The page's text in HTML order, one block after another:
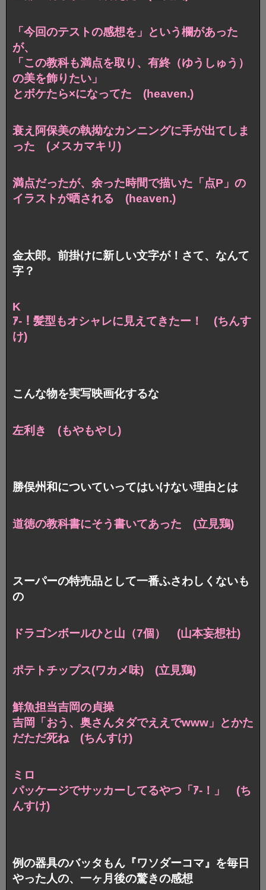
「今回のテストの感想を」という欄があった
が、
「この教科も満点を取り、有終（ゆうしゅう）
の美を飾りたい」
とボケたら×になってた (heaven.)
衰え阿保美の執拗なカンニングに手が出てしま
った (メスカマキリ)
満点だったが、余った時間で描いた 「点P」の
イラストが晒される (heaven.)
金太郎。前掛けに新しい文字が！さて、なんて
字？
K
ｱ-！髪型もオシャレに見えてきたー！ (ちんす
け)
こんな物を実写映画化するな
左利き (もやもやし)
勝俣州和についていってはいけない理由とは
道徳の教科書にそう書いてあった (立見鶏)
スーパーの特売品として一番ふさわしくないも
の
ドラゴンボールひと山（7個） (山本妄想社)
ポテトチップス(ワカメ味) (立見鶏)
鮮魚担当吉岡の貞操
吉岡「おう、奥さんタダでええでwww」
とかた
だただ死ね (ちんすけ)
ミロ
パッケージでサッカーしてるやつ「ｱ-！」 (ち
んすけ)
例の器具のバッタもん『ワソダーコマ』を毎日
やった人の、一ヶ月後の驚きの感想